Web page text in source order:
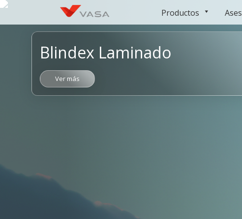
Ir
contenido
Productos
Blindex Laminado
Ver más